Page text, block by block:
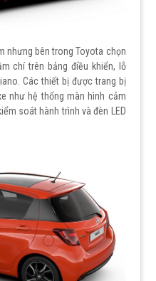
nhưng bên trong Toyota chọn
chí trên bảng điều khiển, lỗ
Các thiết bị được trang bị
như hệ thống màn hình cảm
soát hành trình và đèn LED